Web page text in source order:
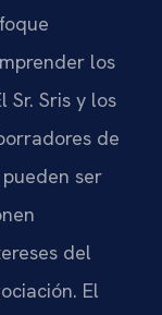
los
Sr. Sris y los
de
ser
del
El